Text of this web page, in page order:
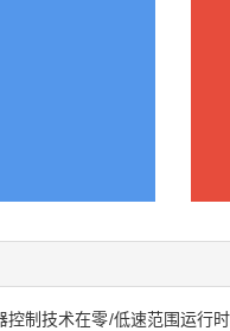
控制技术在零/低速范围运行